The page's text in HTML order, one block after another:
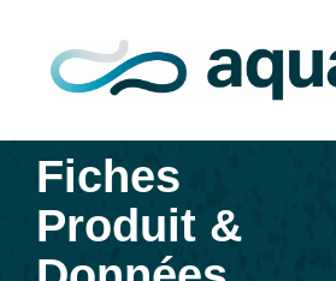
Fiches
Produit &